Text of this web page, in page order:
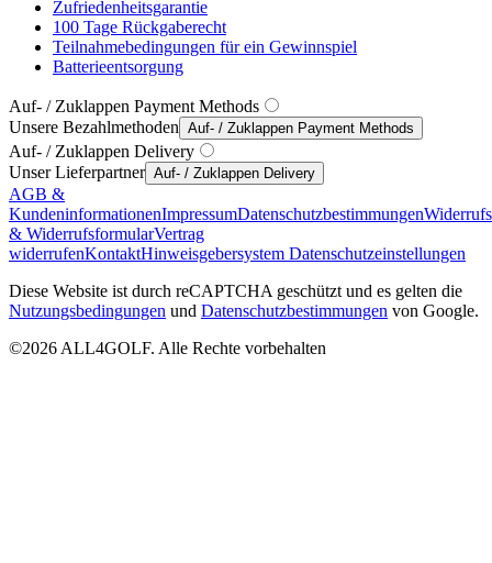
Zufriedenheitsgarantie
100 Tage Rückgaberecht
Teilnahmebedingungen für ein Gewinnspiel
Batterieentsorgung
Auf- / Zuklappen Payment Methods
Unsere Bezahlmethoden Auf- / Zuklappen Payment Methods
Auf- / Zuklappen Delivery
Unser Lieferpartner Auf- / Zuklappen Delivery
AGB &
KundeninformationenImpressumDatenschutzbestimmungen
& WiderrufsformularVertrag
widerrufenKontaktHinweisgebersystem Datenschutzeinstellungen
Diese Website ist durch reCAPTCHA geschützt und es gelten die
Nutzungsbedingungen und Datenschutzbestimmungen von Google.
©2026 ALL4GOLF. Alle Rechte vorbehalten